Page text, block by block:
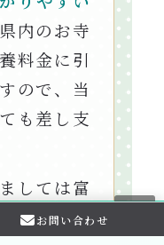
内のお寺
料金に引
ので、当
も差し支
しては富
さんを派
こちらお問い合わせ